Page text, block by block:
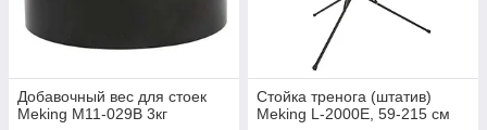
Добавочный вес для стоек
Meking M11-029B 3кг
Стойка тренога (штатив)
Meking L-2000E, 59-215 см